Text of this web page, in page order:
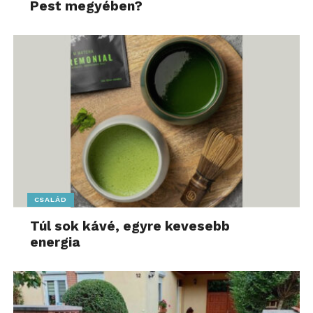
hatóságok előtt. A
információcsere
kiterjedésével a NAV
néhány éven belül
globális rálátást kaphat a
digitális tranzakciókra,
ami új korszakot hozhat
az adóellenőrzésben.”
– mondta Ramocsa Dávid, a Deloitte Legal jogviták
és peres ügyek csoportjának ügyvédje.
Kevesebb, célzottabb
ellenőrzés – előtérben az
Pest megyében?
CSALÁD
Túl sok kávé, egyre kevesebb
energia